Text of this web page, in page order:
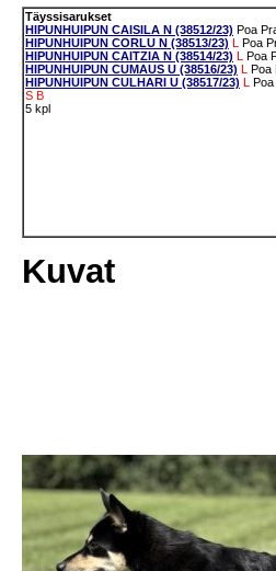
Täyssisarukset
HIPUNHUIPUN CAISILA N (38512/23) Poa
HIPUNHUIPUN CORLU N (38513/23) L Poa
HIPUNHUIPUN CAITZIA N (38514/23) L Poa
HIPUNHUIPUN CUMAUS U (38516/23) L Poa
HIPUNHUIPUN CULHARI U (38517/23) L Poa
S B
5 kpl
Kuvat